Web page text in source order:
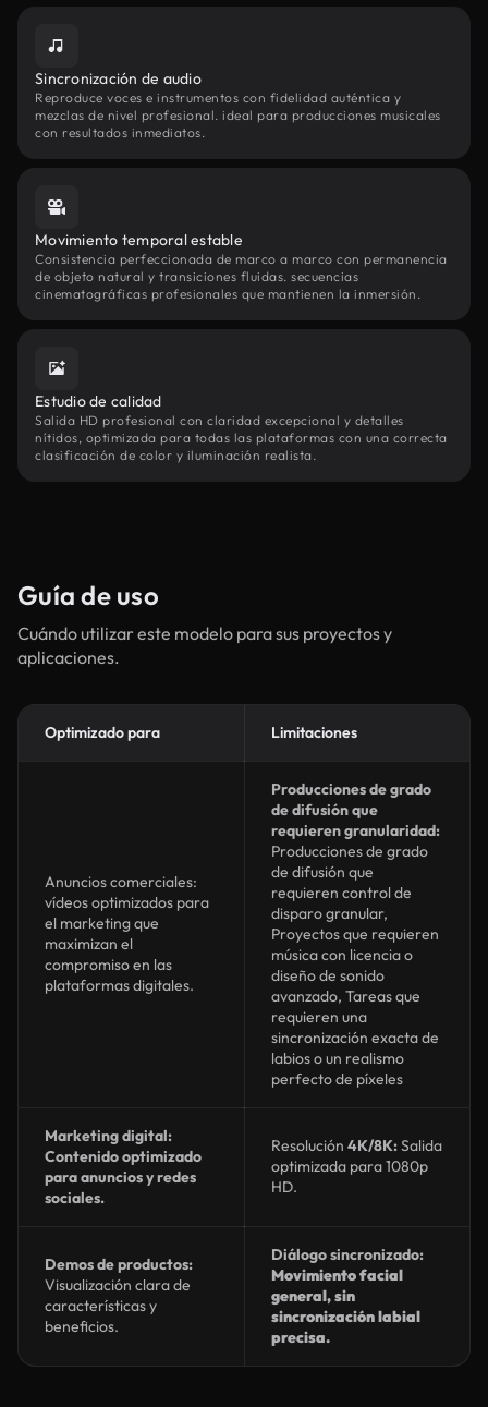
Sincronización de audio
Reproduce voces e instrumentos con fidelidad auténtica y
mezclas de nivel profesional. ideal para producciones musicales
con resultados inmediatos.
Movimiento temporal estable
Consistencia perfeccionada de marco a marco con permanencia
de objeto natural y transiciones fluidas. secuencias
cinematográficas profesionales que mantienen la inmersión.
Estudio de calidad
Salida HD profesional con claridad excepcional y detalles
nítidos, optimizada para todas las plataformas con una correcta
clasificación de color y iluminación realista.
Guía de uso
Cuándo utilizar este modelo para sus proyectos y
aplicaciones.
Optimizado para Limitaciones
Anuncios comerciales:
vídeos optimizados para
el marketing que
maximizan el
compromiso en las
plataformas digitales.
Producciones de grado
de difusión que
requieren granularidad:
Producciones de grado
de difusión que
requieren control de
disparo granular,
Proyectos que requieren
música con licencia o
diseño de sonido
avanzado, Tareas que
requieren una
sincronización exacta de
labios o un realismo
perfecto de píxeles
Marketing digital:
Contenido optimizado
para anuncios y redes
sociales.
Resolución 4K/8K:Salida
optimizada para 1080p
HD.
Demos de productos:
Visualización clara de
características y
beneficios.
Diálogo sincronizado:
Movimiento facial
general, sin
sincronización labial
precisa.